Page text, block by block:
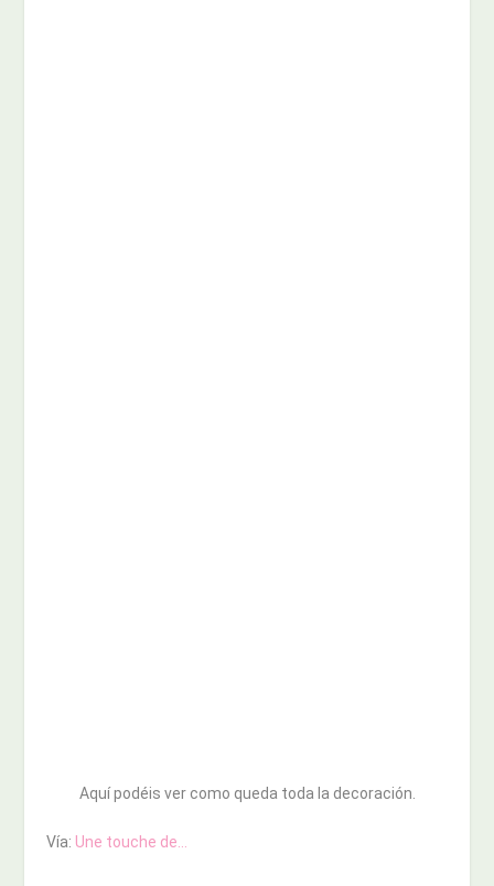
Aquí podéis ver como queda toda la decoración.
Vía: Une touche de…